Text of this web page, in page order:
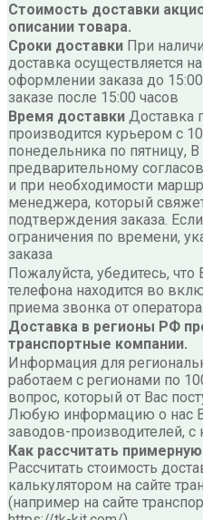
Стоимость доставки
описании товара.
Сроки доставки При
доставка осуществляется
оформлении заказа до
заказе после 15:00 часов
Время доставки Доставка
производится курьером с
понедельника по пятницу, В
предварительному
и при необходимости
менеджера, который
подтверждения заказа.
ограничения по времени,
заказа
Пожалуйста, убедитесь,
телефона находится во
приема звонка от оператора.
Доставка в регионы РФ
транспортные компании.
Информация для
работаем с регионами по
вопрос, который от Вас
Любую информацию о нас
заводов-производителей,
Как рассчитать
Рассчитать стоимость
калькулятором на сайте
(например на сайте